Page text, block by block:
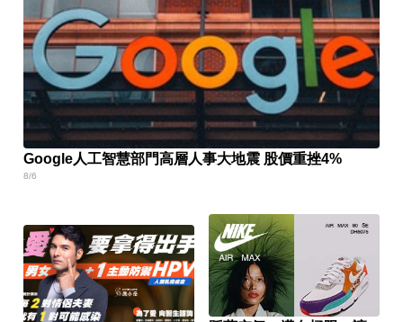
Google人工智慧部門高層人事大地震 股價重挫4%
8/6